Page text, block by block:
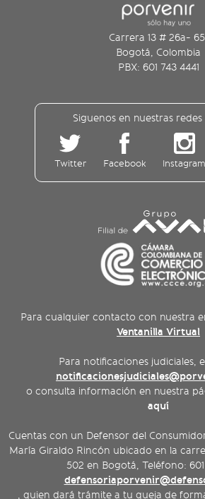
Carrera 13 # 26a-
Bogotá, Colombia
PBX: 601 743 4441
Siguenos en nuestras redes
Twitter Facebook Instagram
Para cualquier contacto con nuestra
Ventanilla Virtual
Para notificaciones judiciales,
o consulta información en nuestra
aquí
Cuentas con un Defensor del
María Giraldo Rincón ubicado en la
502 en Bogotá, Teléfono: 601
, quien dará trámite a tu queja de